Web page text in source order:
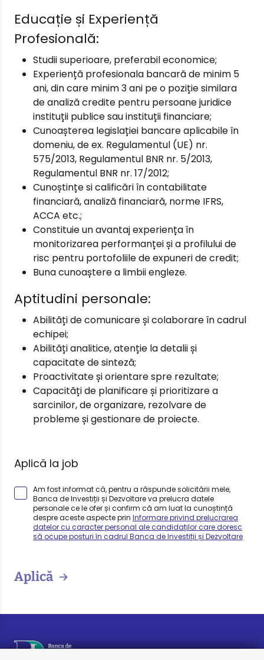
Educație și Experiență
Profesională:
Studii superioare, preferabil economice;
Experiență profesionala bancară de minim 5
ani, din care minim 3 ani pe o poziție similara
de analiză credite pentru persoane juridice
instituții publice sau instituții financiare;
Cunoașterea legislației bancare aplicabile în
domeniu, de ex. Regulamentul (UE) nr.
575/2013, Regulamentul BNR nr. 5/2013,
Regulamentul BNR nr. 17/2012;
Cunoștințe si calificări în contabilitate
financiară, analiză financiară, norme IFRS,
ACCA etc.;
Constituie un avantaj experiența în
monitorizarea performanței și a profilului de
risc pentru portofoliile de expuneri de credit;
Buna cunoaștere a limbii engleze.
Aptitudini personale:
Abilități de comunicare și colaborare în cadrul
echipei;
Abilități analitice, atenție la detalii și
capacitate de sinteză;
Proactivitate și orientare spre rezultate;
Capacități de planificare și prioritizare a
sarcinilor, de organizare, rezolvare de
probleme și gestionare de proiecte.
Aplică la job
Am fost informat că, pentru a răspunde solicitării mele,
Banca de Investiții și Dezvoltare va prelucra datele
personale ce le ofer și confirm că am luat la cunoștință
despre aceste aspecte prin Informare privind prelucrarea
datelor cu caracter personal ale candidaților care doresc
să ocupe posturi în cadrul Banca de Investiții și Dezvoltare
Aplică